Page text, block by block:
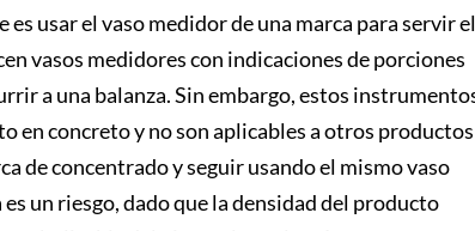
usar el vaso medidor de una marca para servir el
vasos medidores con indicaciones de porciones
a una balanza. Sin embargo, estos
en concreto y no son aplicables a otros productos
de concentrado y seguir usando el mismo vaso
un riesgo, dado que la densidad del producto